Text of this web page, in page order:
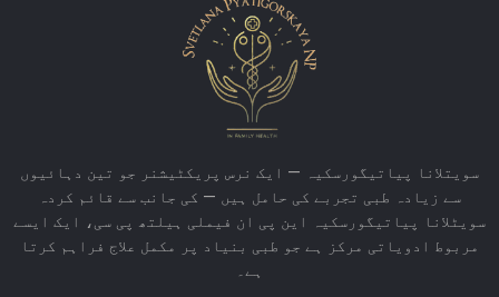
سویتلانا پیاتیگورسکیہ — ایک نرس پریکٹیشنر جو تین دہائیوں
سے زیادہ طبی تجربے کی حامل ہیں — کی جانب سے قائم کردہ
سویٹلانا پیاتیگورسکیہ این پی ان فیملی ہیلتھ پی سی، ایک ایسے
مربوط ادویاتی مرکز ہے جو طبی بنیاد پر مکمل علاج فراہم کرتا
ہے۔